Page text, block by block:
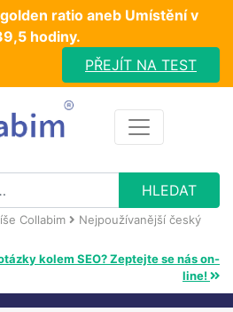
ratio aneb Umístění v
hodiny.
PŘEJÍT NA TEST
Collabim
Nejpoužívanější český
kolem SEO? Zeptejte se nás on-
line!